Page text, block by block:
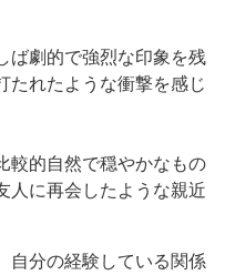
ば劇的で強烈な印象を残
たれたような衝撃を感じ
較的自然で穏やかなもの
人に再会したような親近
自分の経験している関係